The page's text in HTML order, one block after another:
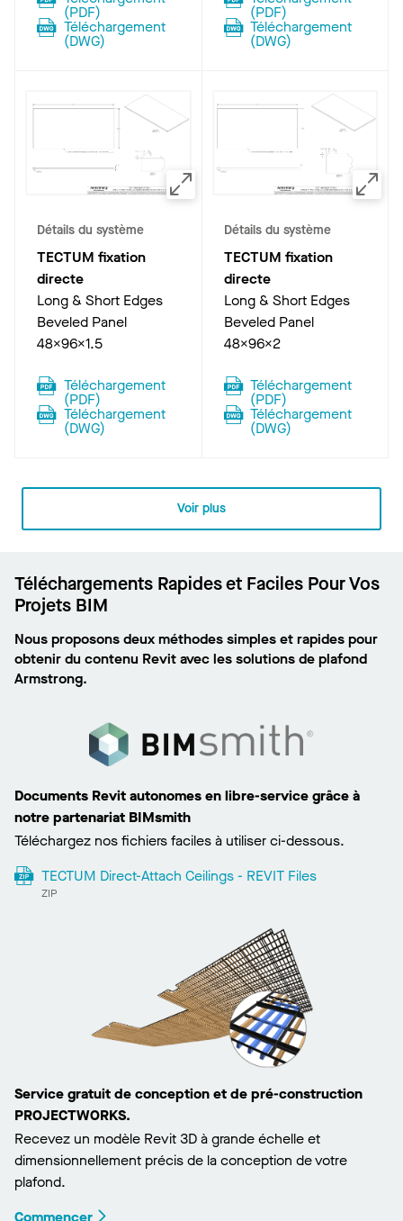
(PDF)
Téléchargement
(DWG)
(PDF)
Téléchargement
(DWG)
Détails du système
TECTUM fixation
directe
Long & Short Edges
Beveled Panel
48x96x1.5
Téléchargement
(PDF)
Téléchargement
(DWG)
Détails du système
TECTUM fixation
directe
Long & Short Edges
Beveled Panel
48x96x2
Téléchargement
(PDF)
Téléchargement
(DWG)
Voir plus
Téléchargements Rapides et Faciles Pour Vos
Projets BIM
Nous proposons deux méthodes simples et rapides pour
obtenir du contenu Revit avec les solutions de plafond
Armstrong.
Documents Revit autonomes en libre-service grâce à
notre partenariat BIMsmith
Téléchargez nos fichiers faciles à utiliser ci-dessous.
TECTUM Direct-Attach Ceilings - REVIT Files
ZIP
Service gratuit de conception et de pré-construction
PROJECTWORKS.
Recevez un modèle Revit 3D à grande échelle et
dimensionnellement précis de la conception de votre
plafond.